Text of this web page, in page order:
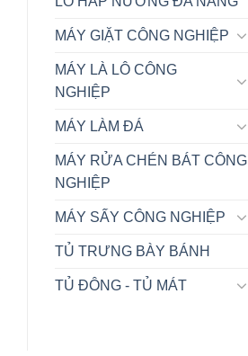
MÁY GIẶT CÔNG NGHIỆP
MÁY LÀ LÔ CÔNG
NGHIỆP
MÁY LÀM ĐÁ
MÁY RỬA CHÉN BÁT CÔNG
NGHIỆP
MÁY SẤY CÔNG NGHIỆP
TỦ TRƯNG BÀY BÁNH
TỦ ĐÔNG - TỦ MÁT